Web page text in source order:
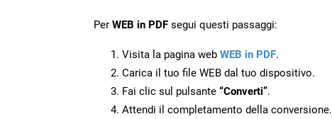
Per WEB in PDF segui questi passaggi:
Visita la pagina web WEB in PDF.
Carica il tuo file WEB dal tuo dispositivo.
Fai clic sul pulsante “Converti”.
Attendi il completamento della conversione.